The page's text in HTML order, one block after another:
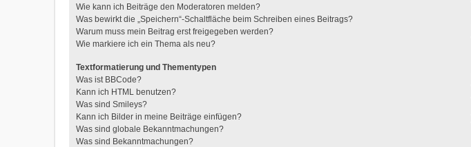
Wie kann ich Beiträge den Moderatoren melden?
Was bewirkt die „Speichern“-Schaltfläche beim Schreiben eines Beitrags?
Warum muss mein Beitrag erst freigegeben werden?
Wie markiere ich ein Thema als neu?
Textformatierung und Thementypen
Was ist BBCode?
Kann ich HTML benutzen?
Was sind Smileys?
Kann ich Bilder in meine Beiträge einfügen?
Was sind globale Bekanntmachungen?
Was sind Bekanntmachungen?